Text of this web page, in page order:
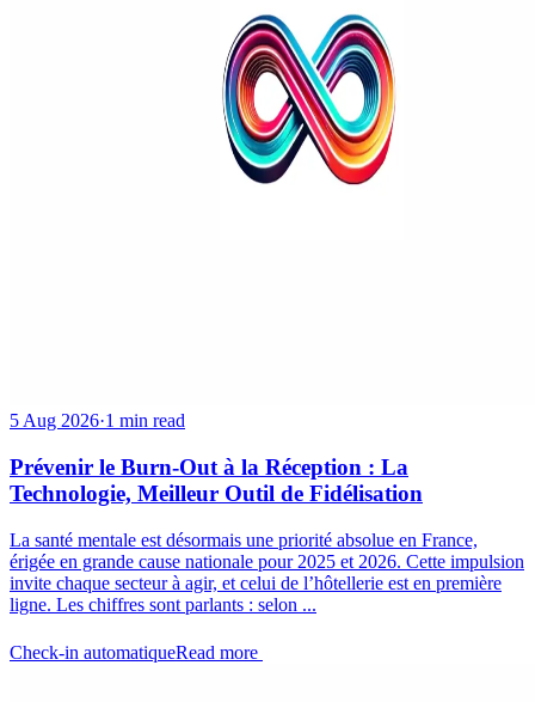
5 Aug 2026·1 min read
Prévenir le Burn-Out à la Réception : La
Technologie, Meilleur Outil de Fidélisation
La santé mentale est désormais une priorité absolue en France,
érigée en grande cause nationale pour 2025 et 2026. Cette impulsion
invite chaque secteur à agir, et celui de l’hôtellerie est en première
ligne. Les chiffres sont parlants : selon ...
Check-in automatiqueRead more